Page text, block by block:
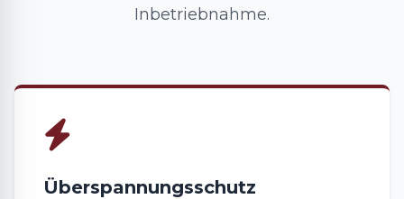
Inbetriebnahme.
Überspannungsschutz